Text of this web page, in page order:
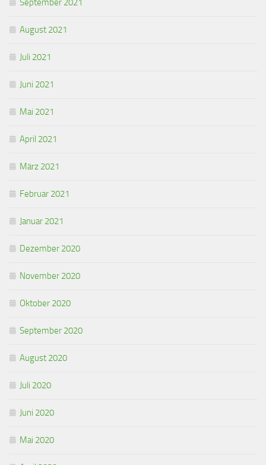
September 2021
August 2021
Juli 2021
Juni 2021
Mai 2021
April 2021
März 2021
Februar 2021
Januar 2021
Dezember 2020
November 2020
Oktober 2020
September 2020
August 2020
Juli 2020
Juni 2020
Mai 2020